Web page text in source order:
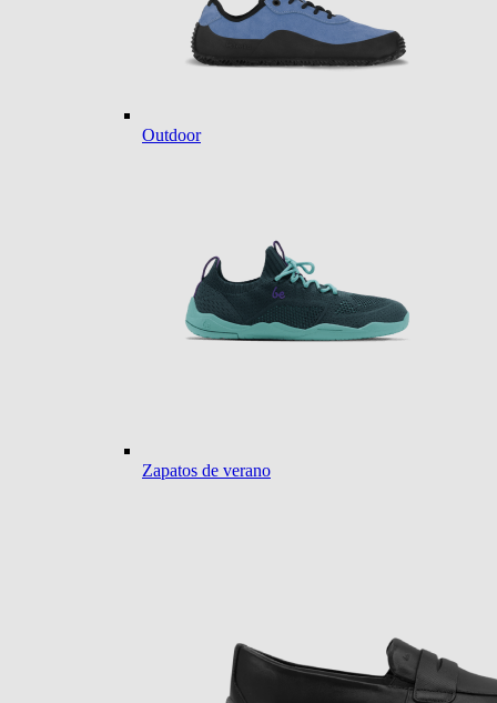
Outdoor
Zapatos de verano